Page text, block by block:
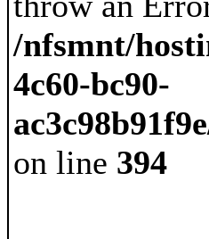
/nfsmnt/
4c60-bc90-
on line 394